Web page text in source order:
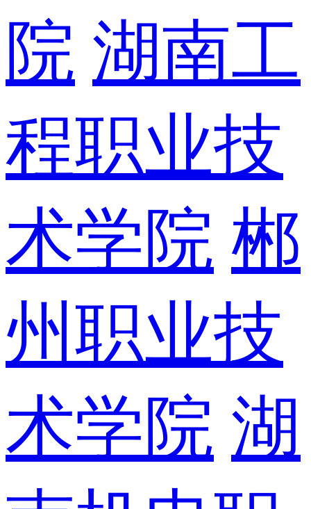
院 湖南工
程职业技
术学院 郴
州职业技
术学院 湖